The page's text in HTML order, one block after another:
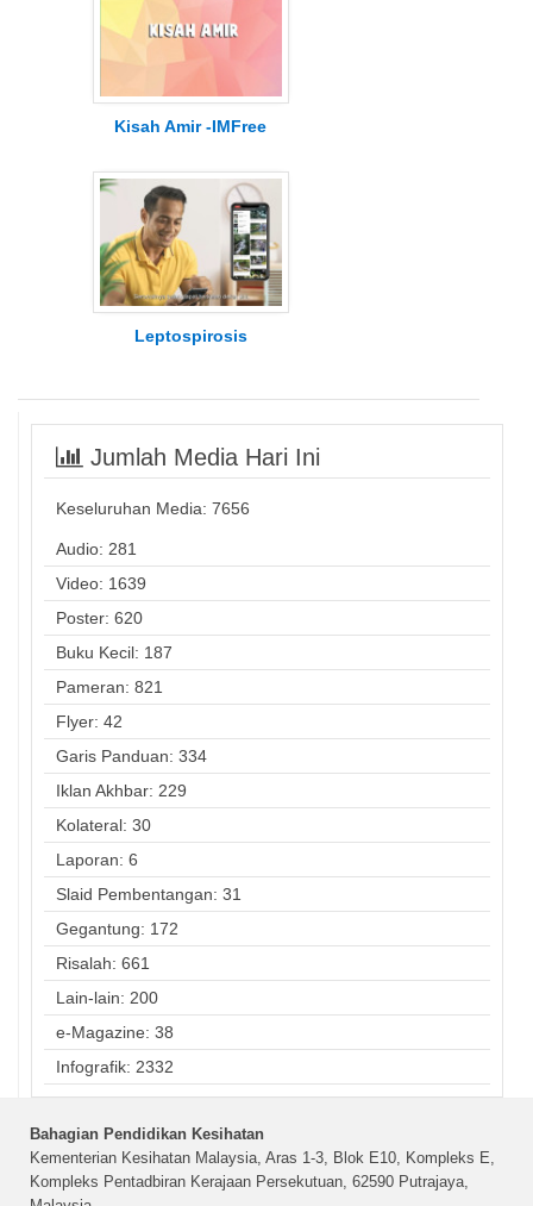
Kisah Amir -IMFree
Leptospirosis
Jumlah Media Hari Ini
Keseluruhan Media: 7656
Audio: 281
Video: 1639
Poster: 620
Buku Kecil: 187
Pameran: 821
Flyer: 42
Garis Panduan: 334
Iklan Akhbar: 229
Kolateral: 30
Laporan: 6
Slaid Pembentangan: 31
Gegantung: 172
Risalah: 661
Lain-lain: 200
e-Magazine: 38
Infografik: 2332
Bahagian Pendidikan Kesihatan
Kementerian Kesihatan Malaysia, Aras 1-3, Blok E10, Kompleks E,
Kompleks Pentadbiran Kerajaan Persekutuan, 62590 Putrajaya,